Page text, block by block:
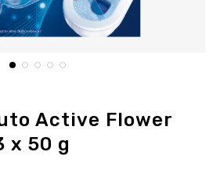
Active Flower
x 50 g